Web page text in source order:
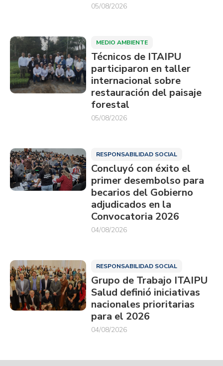
05/08/2026
MEDIO AMBIENTE
Técnicos de ITAIPU
participaron en taller
internacional sobre
restauración del paisaje
forestal
05/08/2026
RESPONSABILIDAD SOCIAL
Concluyó con éxito el
primer desembolso para
becarios del Gobierno
adjudicados en la
Convocatoria 2026
04/08/2026
RESPONSABILIDAD SOCIAL
Grupo de Trabajo ITAIPU
Salud definió iniciativas
nacionales prioritarias
para el 2026
04/08/2026